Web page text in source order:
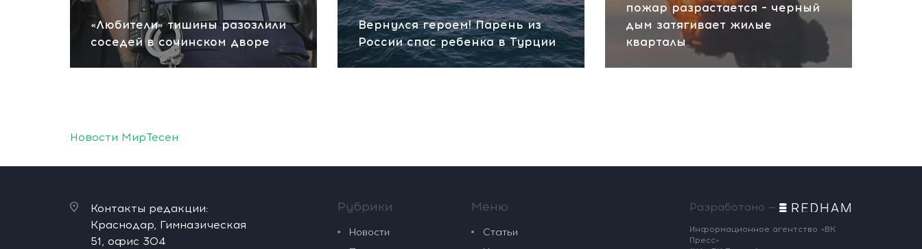
«Любители» тишины разозлили
соседей в сочинском дворе
Вернулся героем! Парень из
России спас ребенка в Турции
пожар разрастается – черный
дым затягивает жилые
кварталы
Новости МирТесен
Контакты редакции:
Краснодар, Гимназическая
51, офис 304
Рубрики
Новости
Меню
Статьи
Разработано —
Информационное агентство «ВК
Пресс»